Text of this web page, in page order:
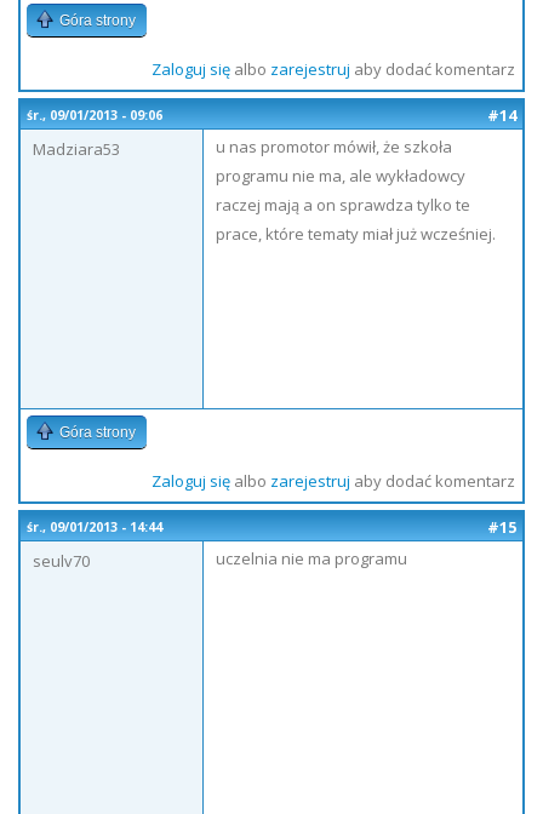
Góra strony
Zaloguj sięalbo zarejestruj aby dodać komentarz
śr., 09/01/2013 - 09:06
#14
Madziara53
u nas promotor mówił, że szkoła
programu nie ma, ale wykładowcy
raczej mają a on sprawdza tylko te
prace, które tematy miał już wcześniej.
Góra strony
Zaloguj sięalbo zarejestruj aby dodać komentarz
śr., 09/01/2013 - 14:44
#15
seulv70
uczelnia nie ma programu